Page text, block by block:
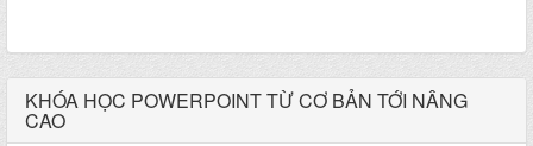
KHÓA HỌC POWERPOINT TỪ CƠ BẢN TỚI NÂNG
CAO